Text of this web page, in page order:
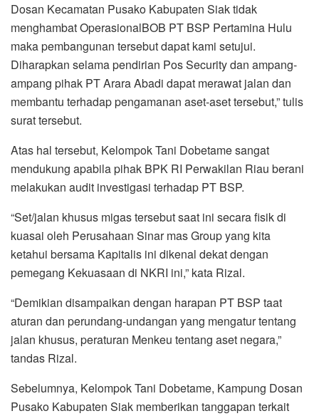
Dosan Kecamatan Pusako Kabupaten Siak tidak
menghambat OperasionalBOB PT BSP Pertamina Hulu
maka pembangunan tersebut dapat kami setujui.
Diharapkan selama pendirian Pos Security dan ampang-
ampang pihak PT Arara Abadi dapat merawat jalan dan
membantu terhadap pengamanan aset-aset tersebut,” tulis
surat tersebut.
Atas hal tersebut, Kelompok Tani Dobetame sangat
mendukung apabila pihak BPK RI Perwakilan Riau berani
melakukan audit investigasi terhadap PT BSP.
“Set/jalan khusus migas tersebut saat ini secara fisik di
kuasai oleh Perusahaan Sinar mas Group yang kita
ketahui bersama Kapitalis ini dikenal dekat dengan
pemegang Kekuasaan di NKRI ini,” kata Rizal.
“Demikian disampaikan dengan harapan PT BSP taat
aturan dan perundang-undangan yang mengatur tentang
jalan khusus, peraturan Menkeu tentang aset negara,”
tandas Rizal.
Sebelumnya, Kelompok Tani Dobetame, Kampung Dosan
Pusako Kabupaten Siak memberikan tanggapan terkait